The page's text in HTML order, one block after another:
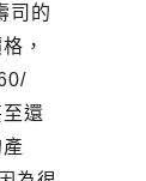
司的
，
還